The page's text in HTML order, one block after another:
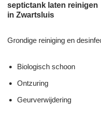
septictank laten reinigen
in Zwartsluis
Grondige reiniging en
Biologisch schoon
Ontzuring
Geurverwijdering